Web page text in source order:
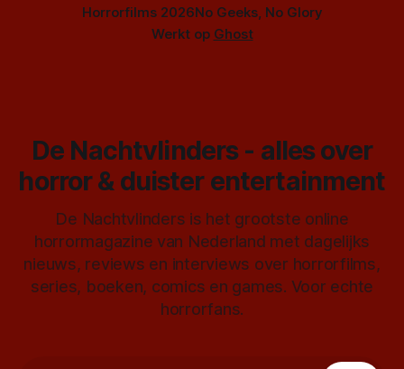
Horrorfilms 2026No Geeks, No Glory
Werkt op Ghost
De Nachtvlinders - alles over
horror & duister entertainment
De Nachtvlinders is het grootste online
horrormagazine van Nederland met dagelijks
nieuws, reviews en interviews over horrorfilms,
series, boeken, comics en games. Voor echte
horrorfans.